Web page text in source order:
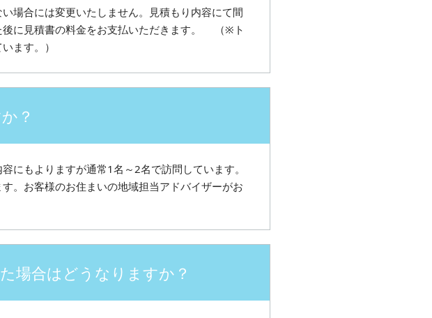
場合には変更いたしません。見積もり内容にて間
後に見積書の料金をお支払いただきます。 （※ト
ます。）
？
にもよりますが通常1名～2名で訪問しています。
。お客様のお住まいの地域担当アドバイザーがお
場合はどうなりますか？